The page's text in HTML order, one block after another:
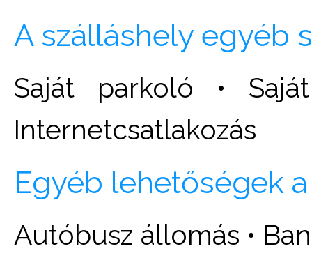
A szálláshely egyéb
Saját parkoló •
Internetcsatlakozás
Egyéb lehetőségek
Autóbusz állomás •